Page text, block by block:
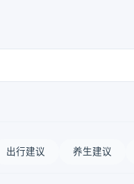
出行建议 养生建议